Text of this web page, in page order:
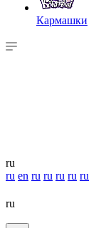
Кармашки
ru
ru en ru ru ru ru ru
ru